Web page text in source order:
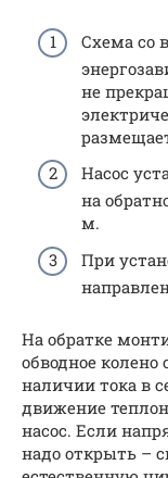
Схема со
не
Насос
на
м.
При
На обратке
обводное
наличии тока в
движение
насос. Если
надо открыть –